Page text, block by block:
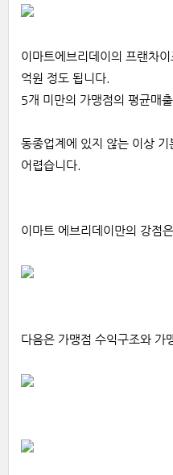
이마트에브리데이의 프랜차
억원 정도 됩니다.
5개 미만의 가맹점의 평균매
동종업계에 있지 않는 이상
어렵습니다.
이마트 에브리데이만의 강점
다음은 가맹점 수익구조와 가